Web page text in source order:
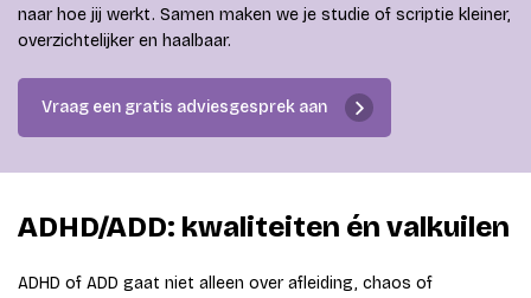
naar hoe jij werkt. Samen maken we je studie of scriptie kleiner,
overzichtelijker en haalbaar.
Vraag een gratis adviesgesprek aan
ADHD/ADD: kwaliteiten én valkuilen
ADHD of ADD gaat niet alleen over afleiding, chaos of